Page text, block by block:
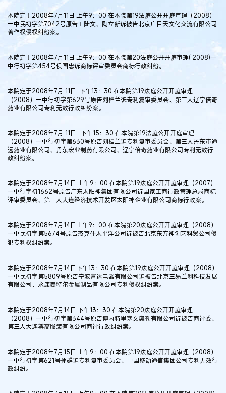
本院定于2008年7月11日 上午9：00 在本院第19法庭公开开庭审理（2008）
一中民初字第7042号原告王陆文、陶立新诉被告北京广目天文化交流有限公司
著作权侵权纠纷案。
本院定于2008年7月11日 上午9：00 在本院第20法庭公开开庭审理( 2008)一
中行初字第454号侯国忠诉商标评审委员会商标行政纠纷。
本院定于2008年7月 11日 下午13：30 在本院第19法庭公开开庭审理
（2008）一中行初字第629号原告刘桂兰诉专利复审委员会、第三人辽宁倍奇
药业有限公司专利无效行政纠纷案。
本院定于2008年7月 11日 下午15：30 在本院第19法庭公开开庭审理
（2008）一中行初字第630号原告刘桂兰诉专利复审委员会、第三人丹东市通
远药业有限公司、丹东宏业制药有限公司、辽宁倍奇药业有限公司专利无效行
政纠纷案。
本院定于2008年7月14日 上午9：00 在本院第19法庭公开开庭审理（2007）
一中行字初1662号原告广东太阳神集团有限公司诉国家工商行政管理总局商标
评审委员会、第三人大连经济技术开发区太阳神企业有限公司商标行政案。
本院定于2008年7月14日上午9：00 在本院第20法庭公开开庭审理（2008）
一中民初字第5674号原告杰克仕太平洋公司诉被告北京东方神创艺科贸公司侵
犯专利权纠纷案。
本院定于2008年7月14日下午13：30 在本院第19法庭公开开庭审理（2008）
一中民初字第5809号原告宁波富达电器有限公司诉被告北京三易兰利科技发展
有限公司、永康麦特尔金属制品有限公司专利侵权纠纷案。
本院定于2008年7月14日 下午13：30 在本院第20法庭公开开庭审理
（2008）一中行初字第344号原告博内特里塞文奥勒有限公司诉被告商评委、
第三人大连尊高服装有限公司商评行政纠纷案。
本院定于2008年7月15日 上午9：00 在本院第19法庭公开开庭审理（2008）
一中行初字第621号孙群诉专利复审委员会、中国移动通信集团公司专利无效行
政纠纷。